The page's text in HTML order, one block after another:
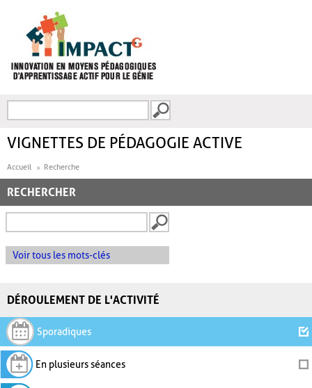
FORMULAIRE DE
VIGNETTES DE PÉDAGOGIE ACTIVE
Accueil Recherche
RECHERCHER
Voir tous les mots-clés
DÉROULEMENT DE L'ACTIVITÉ
Sporadiques
En plusieurs séances